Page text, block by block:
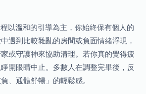
以溫和的引導為主，你始終保有個人的
遇到比較雜亂的房間或負面情緒浮現，
或守護神來協助清理。若你真的覺得疲
開眼睛中止。多數人在調整完畢後，反
、通體舒暢」的輕鬆感。